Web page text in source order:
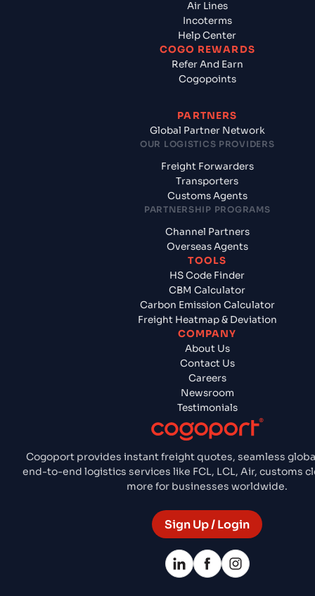
Cogoport provides instant freight quotes, seamless
end-to-end logistics services like FCL, LCL, Air, customs
more for businesses worldwide.
Sign Up / Login
Air Lines
Incoterms
Help Center
COGO REWARDS
Refer And Earn
Cogopoints
PARTNERS
Global Partner Network
OUR LOGISTICS PROVIDERS
Freight Forwarders
Transporters
Customs Agents
PARTNERSHIP PROGRAMS
Channel Partners
Overseas Agents
TOOLS
HS Code Finder
CBM Calculator
Carbon Emission Calculator
Freight Heatmap & Deviation
COMPANY
About Us
Contact Us
Careers
Newsroom
Testimonials